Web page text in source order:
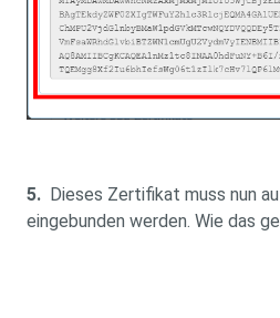
5. Dieses Zertifikat muss nun
eingebunden werden. Wie das